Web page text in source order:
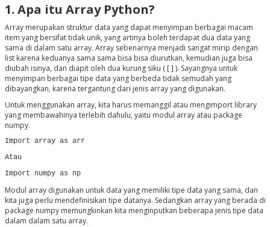
1. Apa itu Array Python?
Array merupakan struktur data yang dapat menyimpan berbagai macam
item yang bersifat tidak unik, yang artinya boleh terdapat dua data yang
sama di dalam satu array. Array sebenarnya menjadi sangat mirip dengan
list karena keduanya sama sama bisa bisa diurutkan, kemudian juga bisa
diubah isinya, dan diapit oleh dua kurung siku ( [ ] ). Sayangnya untuk
menyimpan berbagai tipe data yang berbeda tidak semudah yang
dibayangkan, karena tergantung dari jenis array yang digunakan.
Untuk menggunakan array, kita harus memanggil atau mengimport library
yang membawahinya terlebih dahulu, yaitu modul array atau package
numpy.
Import array as arr
Atau
Import numpy as np
Modul array digunakan untuk data yang memiliki tipe data yang sama, dan
kita juga perlu mendefinisikan tipe datanya. Sedangkan array yang berada di
package numpy memungkinkan kita menginputkan beberapa jenis tipe data
dalam dalam satu array.